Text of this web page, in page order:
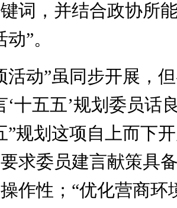
词，并结合政协所
”。
动”虽同步开展，但
‘十五五’规划委员话
”规划这项自上而下
求委员建言献策具
作性；“优化营商环